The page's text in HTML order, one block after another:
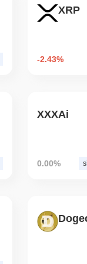
dei
XRP
-2.43%
XXXAi
0.00%